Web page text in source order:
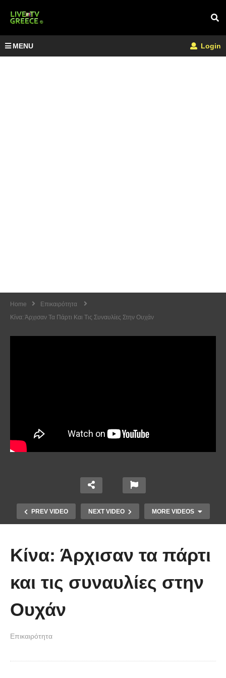
MENU Login
Home
Επικαιρότητα
Κίνα: Άρχισαν Τα Πάρτι Και Τις Συναυλίες Στην Ουχάν
PREV VIDEO NEXT VIDEO MORE VIDEOS
πρώτη στιγμή και συγκίνησε το
νοηματική με ένα μικρό κορίτσι
Κίνα: Άρχισαν τα πάρτι
και τις συναυλίες στην
Ουχάν
Επικαιρότητα